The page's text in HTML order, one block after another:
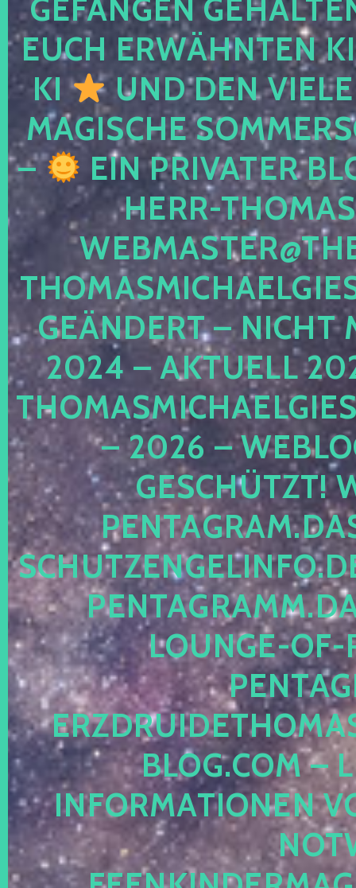
GEFANGEN
EUCH ERWÄHNTEN
KI
UND DEN
MAGISCHE
–
EIN PRIVATER
HERR-
GEÄNDERT – NICHT
2024 – AKTUELL
– 2026 –
ESCHÜTZT!
OUNGE-OF-
LOG.COM –
NFORMATIONEN